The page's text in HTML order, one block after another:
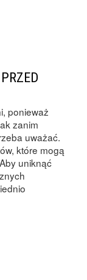
ponieważ
zanim
uważać.
które mogą
uniknąć